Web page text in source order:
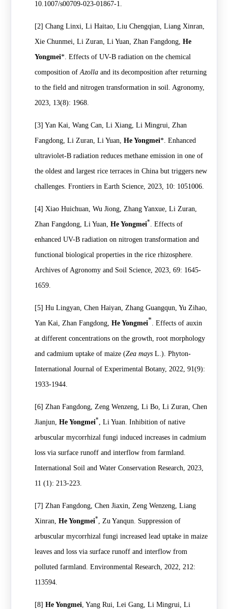
10.1007/s00709-023-01867-1.
[2] Chang Linxi, Li Haitao, Liu Chengqian, Liang Xinran,
Xie Chunmei, Li Zuran, Li Yuan, Zhan Fangdong, He
Yongmei*. Effects of UV-B radiation on the chemical
composition of Azollaand its decomposition after returning
to the field and nitrogen transformation in soil. Agronomy,
2023, 13(8): 1968.
[3] Yan Kai, Wang Can, Li Xiang, Li Mingrui, Zhan
Fangdong, Li Zuran, Li Yuan, He Yongmei*. Enhanced
ultraviolet-B radiation reduces methane emission in one of
the oldest and largest rice terraces in China but triggers new
challenges. Frontiers in Earth Science, 2023, 10: 1051006.
[4] Xiao Huichuan, Wu Jiong, Zhang Yanxue, Li Zuran,
Zhan Fangdong, Li Yuan, He Yongmei*
. Effects of
enhanced UV-B radiation on nitrogen transformation and
functional biological properties in the rice rhizosphere.
Archives of Agronomy and Soil Science, 2023, 69: 1645-
1659.
[5] Hu Lingyan, Chen Haiyan, Zhang Guangqun, Yu Zihao,
Yan Kai, Zhan Fangdong, He Yongmei* . Effects of auxin
at different concentrations on the growth, root morphology
and cadmium uptake of maize (Zea mays L.). Phyton-
International Journal of Experimental Botany, 2022, 91(9):
1933-1944.
[6] Zhan Fangdong, Zeng Wenzeng, Li Bo, Li Zuran, Chen
Jianjun, He Yongmei*
, Li Yuan. Inhibition of native
arbuscular mycorrhizal fungi induced increases in cadmium
loss via surface runoff and interflow from farmland.
International Soil and Water Conservation Research, 2023,
11 (1): 213-223.
[7] Zhan Fangdong, Chen Jiaxin, Zeng Wenzeng, Liang
Xinran, He Yongmei*
, Zu Yanqun. Suppression of
arbuscular mycorrhizal fungi increased lead uptake in maize
leaves and loss via surface runoff and interflow from
polluted farmland. Environmental Research, 2022, 212:
113594.
[8] He Yongmei , Yang Rui, Lei Gang, Li Mingrui, Li